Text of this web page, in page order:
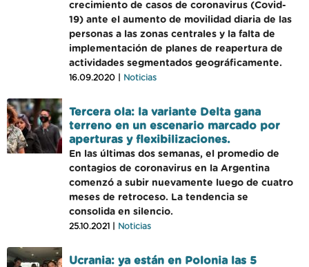
crecimiento de casos de coronavirus (Covid-
19) ante el aumento de movilidad diaria de las
personas a las zonas centrales y la falta de
implementación de planes de reapertura de
actividades segmentados geográficamente.
16.09.2020 | Noticias
Tercera ola: la variante Delta gana
terreno en un escenario marcado por
aperturas y flexibilizaciones.
En las últimas dos semanas, el promedio de
contagios de coronavirus en la Argentina
comenzó a subir nuevamente luego de cuatro
meses de retroceso. La tendencia se
consolida en silencio.
25.10.2021 | Noticias
Ucrania: ya están en Polonia las 5